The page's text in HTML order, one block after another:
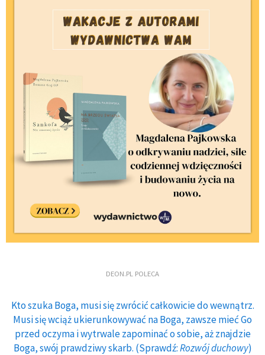
DEON.PL POLECA
Kto szuka Boga, musi się zwrócić całkowicie do wewnątrz.
Musi się wciąż ukierunkowywać na Boga, zawsze mieć Go
przed oczyma i wytrwale zapominać o sobie, aż znajdzie
Boga, swój prawdziwy skarb. (Sprawdź:Rozwój duchowy)